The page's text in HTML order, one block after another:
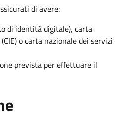
di avere:
di identità digitale), carta
o carta nazionale dei servizi
prevista per effettuare il